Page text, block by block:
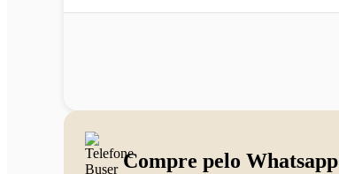
Compre pelo Whatsapp